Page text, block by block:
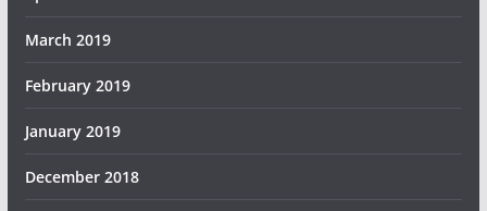
March 2019
February 2019
January 2019
December 2018